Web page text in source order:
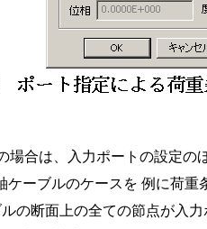
場合は、入力ポートの設定の
ケーブルのケースを 例に荷重
の断面上の全ての節点が入